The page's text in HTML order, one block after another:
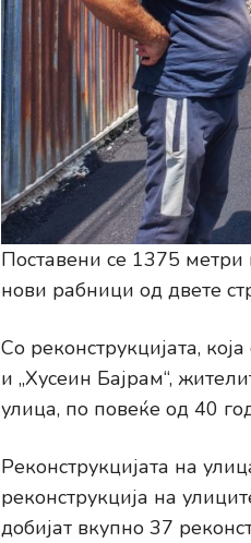
Поставени се 1375
нови рабници од двете
Со реконструкцијата,
и „Хусеин Бајрам“,
улица, по повеќе од 40
Реконструкцијата на
реконструкција на
добијат вкупно 37